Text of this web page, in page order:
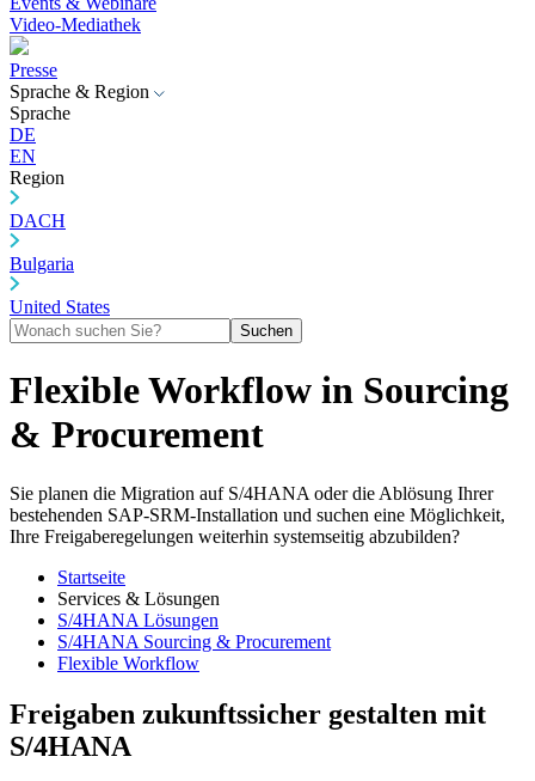
Video-Mediathek
Presse
Sprache & Region
Sprache
DE
EN
Region
DACH
Bulgaria
United States
Suchen
Flexible Workflow in Sourcing
& Procurement
Sie planen die Migration auf S/4HANA oder die Ablösung Ihrer
bestehenden SAP-SRM-Installation und suchen eine Möglichkeit,
Ihre Freigaberegelungen weiterhin systemseitig abzubilden?
Startseite
Services & Lösungen
S/4HANA Lösungen
S/4HANA Sourcing & Procurement
Flexible Workflow
Freigaben zukunftssicher gestalten mit
S/4HANA